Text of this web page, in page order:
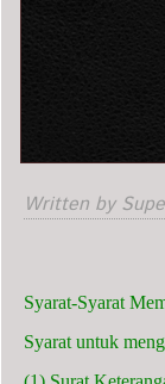
Written by
Syarat-Syarat
Syarat untuk